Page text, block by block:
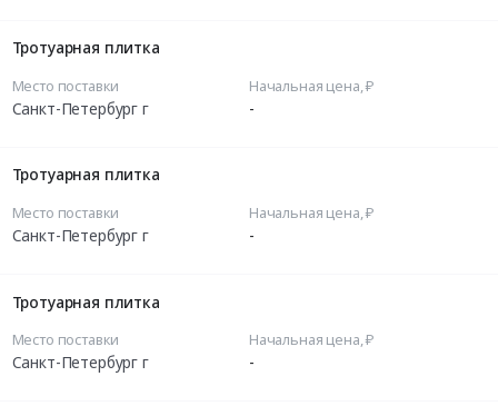
Тротуарная плитка
Место поставки
Санкт-Петербург г
Начальная цена, ₽
-
Тротуарная плитка
Место поставки
Санкт-Петербург г
Начальная цена, ₽
-
Тротуарная плитка
Место поставки
Санкт-Петербург г
Начальная цена, ₽
-